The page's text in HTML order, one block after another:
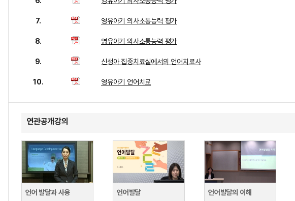
7. 영유아기 의사소통능력 평가
8. 영유아기 의사소통능력 평가
9. 신생아 집중치료실에서의 언어치료사
10. 영유아기 언어치료
연관공개강의
언어 발달과 사용
언어발달
언어발달의 이해